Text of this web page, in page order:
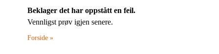
Beklager det har oppstått en feil.
Vennligst prøv igjen senere.
Forside »